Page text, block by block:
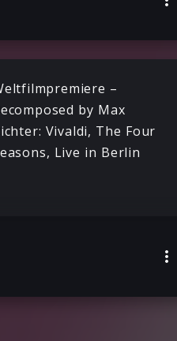
–
by Max
Vivaldi, The Four
Live in Berlin